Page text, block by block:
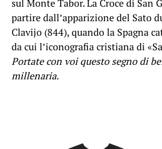
sul Monte Tabor. La Croce di San
partire dall’apparizione del Sato
Clavijo (844), quando la Spagna
da cui l’iconografia cristiana di
Portate con voi questo segno di
millenaria.